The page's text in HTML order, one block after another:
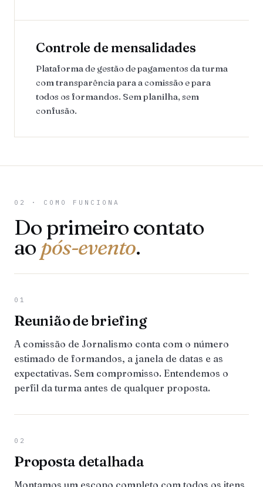
Controle de mensalidades
Plataforma de gestão de pagamentos da turma
com transparência para a comissão e para
todos os formandos. Sem planilha, sem
confusão.
02 · COMO FUNCIONA
Do primeiro contato
ao pós-evento.
01
Reunião de briefing
A comissão de Jornalismo conta com o número
estimado de formandos, a janela de datas e as
expectativas. Sem compromisso. Entendemos o
perfil da turma antes de qualquer proposta.
02
Proposta detalhada
Montamos um escopo completo com todos os itens